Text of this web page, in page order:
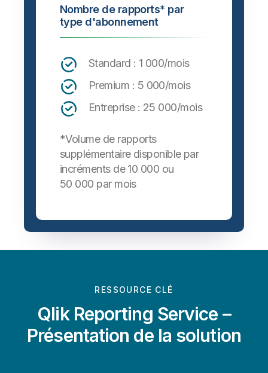
Nombre de rapports* par
type d'abonnement
Standard : 1 000/mois
Premium : 5 000/mois
Entreprise : 25 000/mois
*Volume de rapports
supplémentaire disponible par
incréments de 10 000 ou
50 000 par mois
RESSOURCE CLÉ
Qlik Reporting Service –
Présentation de la solution